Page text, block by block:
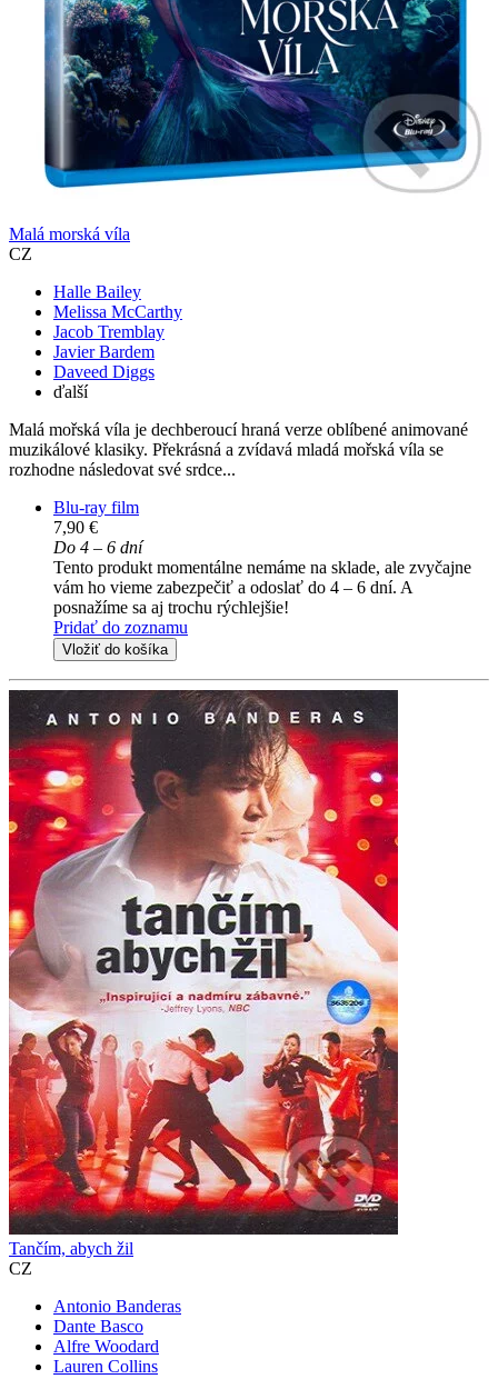
Malá morská víla
CZ
Halle Bailey
Melissa McCarthy
Jacob Tremblay
Javier Bardem
Daveed Diggs
ďalší
Malá mořská víla je dechberoucí hraná verze oblíbené animované
muzikálové klasiky. Překrásná a zvídavá mladá mořská víla se
rozhodne následovat své srdce...
Blu-ray film
7,90 €
Do 4 – 6 dní
Tento produkt momentálne nemáme na sklade, ale zvyčajne
vám ho vieme zabezpečiť a odoslať do 4 – 6 dní. A
posnažíme sa aj trochu rýchlejšie!
Pridať do zoznamu
Vložiť do košíka
Tančím, abych žil
CZ
Antonio Banderas
Dante Basco
Alfre Woodard
Lauren Collins